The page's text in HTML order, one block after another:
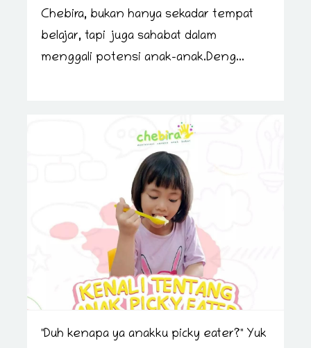
Chebira, bukan hanya sekadar tempat
belajar, tapi juga sahabat dalam
menggali potensi anak-anak.Deng...
"Duh kenapa ya anakku picky eater?" Yuk